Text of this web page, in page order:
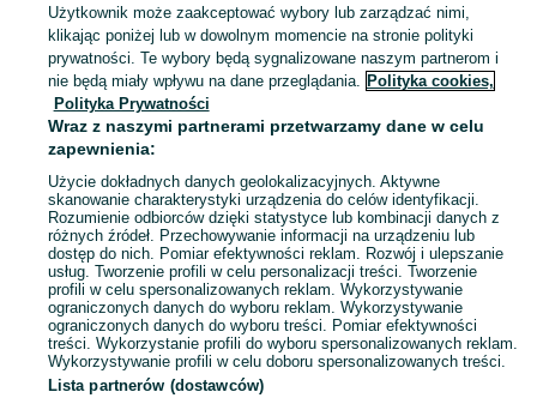
Skorzystaj z największego serwisu ogłoszeniowego - Swory i okolice! Kupuj to, czego pragniesz i sprzedawaj to, czego już nie potrzebujesz! Zobacz
Mapa kategorii
Mapa miejscowości
Mapa ministron
Popularne wyszukiwania
Użytkownik może zaakceptować wybory lub zarządzać nimi,
klikając poniżej lub w dowolnym momencie na stronie polityki
prywatności. Te wybory będą sygnalizowane naszym partnerom i
nie będą miały wpływu na dane przeglądania. Polityka cookies,
Polityka Prywatności
Wraz z naszymi partnerami przetwarzamy dane w celu
zapewnienia:
Użycie dokładnych danych geolokalizacyjnych. Aktywne
skanowanie charakterystyki urządzenia do celów identyfikacji.
Rozumienie odbiorców dzięki statystyce lub kombinacji danych z
różnych źródeł. Przechowywanie informacji na urządzeniu lub
dostęp do nich. Pomiar efektywności reklam. Rozwój i ulepszanie
usług. Tworzenie profili w celu personalizacji treści. Tworzenie
profili w celu spersonalizowanych reklam. Wykorzystywanie
ograniczonych danych do wyboru reklam. Wykorzystywanie
ograniczonych danych do wyboru treści. Pomiar efektywności
treści. Wykorzystanie profili do wyboru spersonalizowanych reklam.
Wykorzystywanie profili w celu doboru spersonalizowanych treści.
Lista partnerów (dostawców)